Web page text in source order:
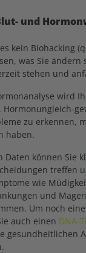
und
kein Biohacking
was Sie ändern
stehen und
wird
Hormonungleich-
zu erkennen,
haben.
Daten können Sie
treffen
wie
und
Um noch
auch einen DNA-
gesundheitlichen